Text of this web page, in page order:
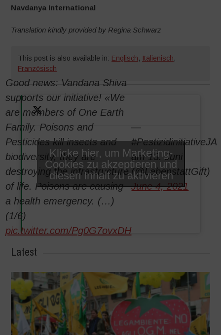
Navdanya International
Translation kindly provided by Regina Schwarz
This post is also available in: Englisch, Italienisch,
Französisch
Good news: Vandana Shiva
supports our initiative! «We
are members of One Earth
Family. Poisons and
Pesticides kill insects and
biodiversity, they are
destroying the infrastructure
of life. Poisons are causing
a health emergency. (…)
(1/6)
pic.twitter.com/Pg0G7ovxDH
—
#PestizidinitiativeJA
am 13. Juni
(@LebenstattGift)
June 4, 2021
Klicke hier, um Marketing-
Cookies zu akzeptieren und
diesen Inhalt zu aktivieren
Latest